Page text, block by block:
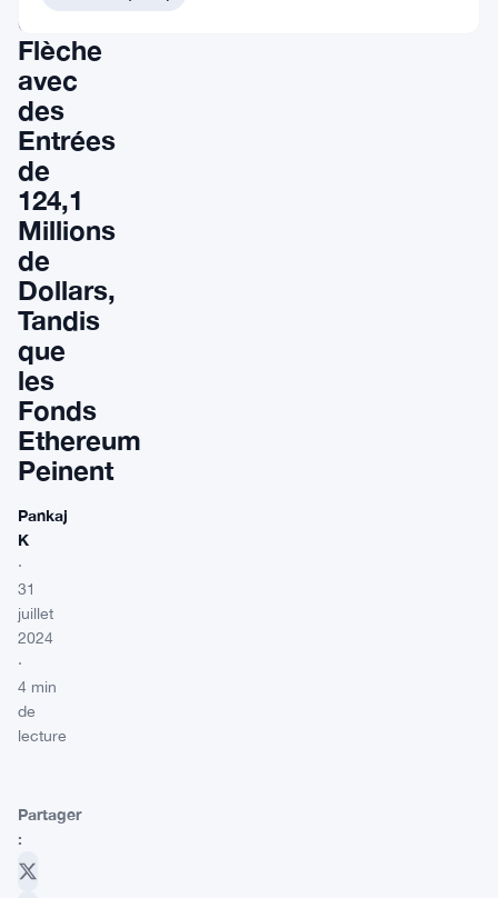
en
Flèche
avec
des
Entrées
de
124,1
Millions
de
Dollars,
Tandis
que
les
Fonds
Ethereum
Peinent
Pankaj
K
·
31
juillet
2024
·
4 min
de
lecture
Partager
: